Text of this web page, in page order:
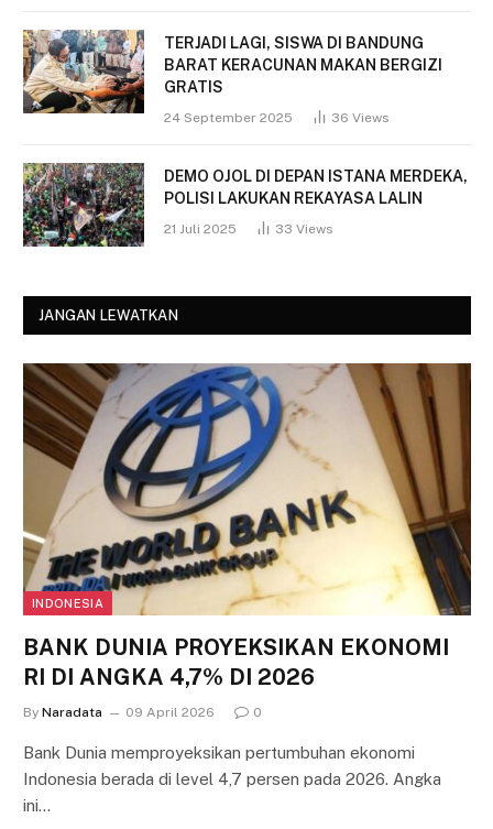
TERJADI LAGI, SISWA DI BANDUNG
BARAT KERACUNAN MAKAN BERGIZI
GRATIS
24 September 2025 36 Views
DEMO OJOL DI DEPAN ISTANA MERDEKA,
POLISI LAKUKAN REKAYASA LALIN
21 Juli 2025 33 Views
JANGAN LEWATKAN
INDONESIA
BANK DUNIA PROYEKSIKAN EKONOMI
RI DI ANGKA 4,7% DI 2026
By Naradata 09 April 2026 0
Bank Dunia memproyeksikan pertumbuhan ekonomi
Indonesia berada di level 4,7 persen pada 2026. Angka
ini…